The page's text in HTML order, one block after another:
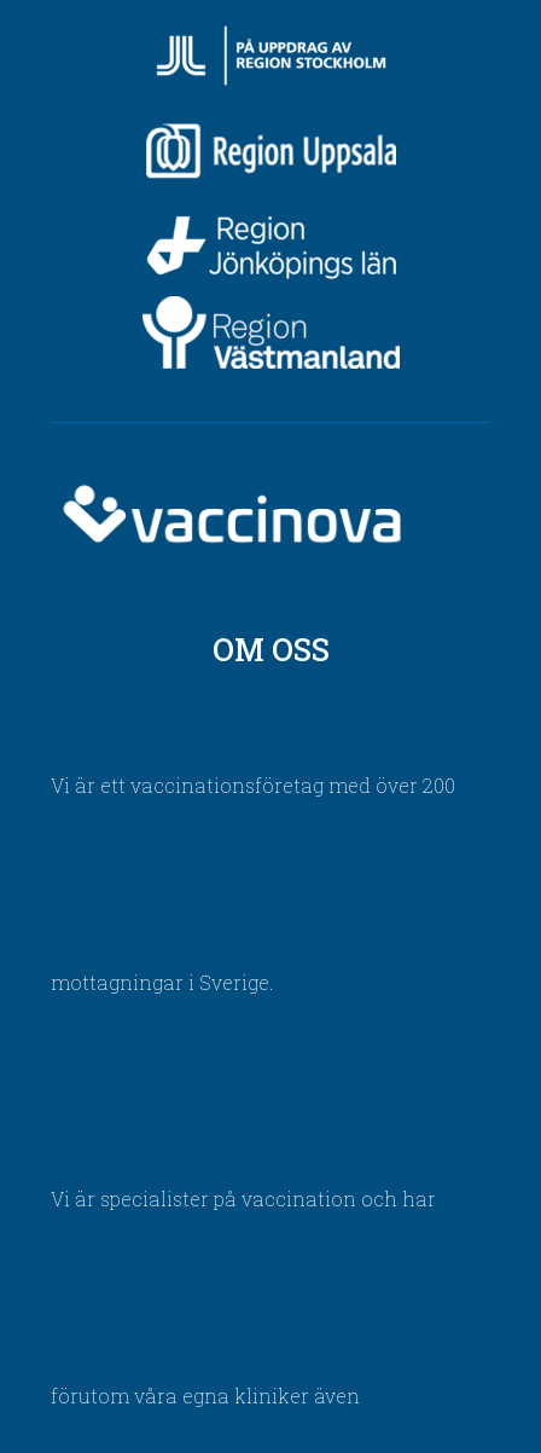
OM OSS
Vi är ett vaccinationsföretag med över 200
mottagningar i Sverige.
Vi är specialister på vaccination och har
förutom våra egna kliniker även